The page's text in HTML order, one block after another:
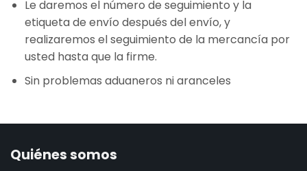
Le daremos el número de seguimiento y la
etiqueta de envío después del envío, y
realizaremos el seguimiento de la mercancía por
usted hasta que la firme.
Sin problemas aduaneros ni aranceles
Quiénes somos